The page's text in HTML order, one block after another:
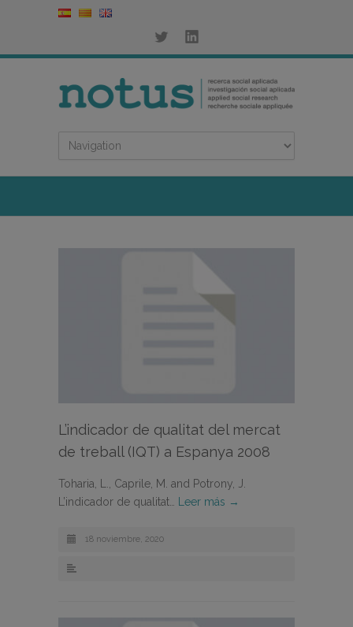
L’indicador de qualitat del mercat
de treball (IQT) a Espanya 2008
Toharia, L., Caprile, M. and Potrony, J.
L’indicador de qualitat…
Leer más →
18 noviembre, 2020